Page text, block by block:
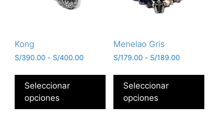
Kong
S/390.00 - S/400.00
Seleccionar
opciones
Menelao Gris
S/179.00 - S/189.00
Seleccionar
opciones